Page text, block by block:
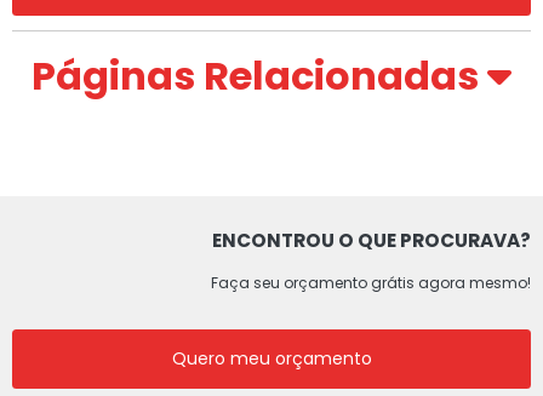
Páginas Relacionadas
ENCONTROU O QUE PROCURAVA?
Faça seu orçamento grátis agora mesmo!
Quero meu orçamento